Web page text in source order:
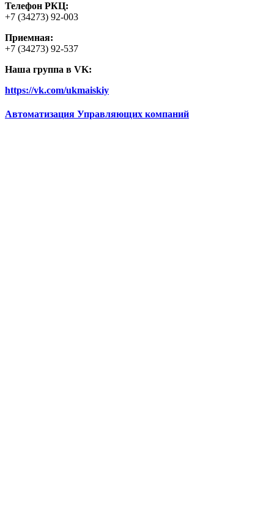
Телефон РКЦ:
+7 (34273) 92-003
Приемная:
+7 (34273) 92-537
Наша группа в VK:
https://vk.com/ukmaiskiy
Автоматизация Управляющих компаний